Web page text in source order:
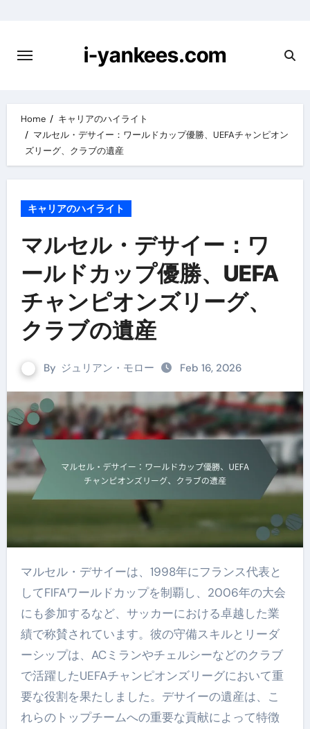
content
i-yankees.com
Home
キャリアのハイライト
マルセル・デサイー：ワールドカップ優勝、UEFAチャンピオン
ズリーグ、クラブの遺産
キャリアのハイライト
マルセル・デサイー：ワ
ールドカップ優勝、UEFA
チャンピオンズリーグ、
クラブの遺産
By ジュリアン・モロー Feb 16, 2026
マルセル・デサイーは、1998年にフランス代表と
してFIFAワールドカップを制覇し、2006年の大会
にも参加するなど、サッカーにおける卓越した業
績で称賛されています。彼の守備スキルとリーダ
ーシップは、ACミランやチェルシーなどのクラブ
で活躍したUEFAチャンピオンズリーグにおいて重
要な役割を果たしました。デサイーの遺産は、こ
れらのトップチームへの重要な貢献によって特徴